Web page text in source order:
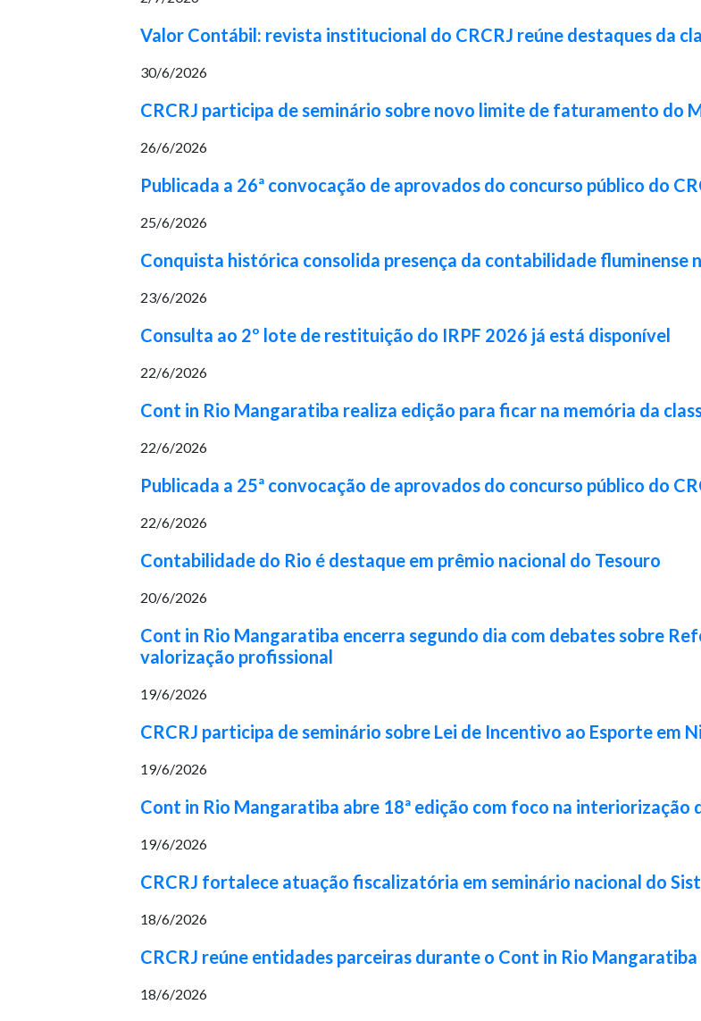
Valor Contábil: revista institucional do CRCRJ reúne destaques da
30/6/2026
CRCRJ participa de seminário sobre novo limite de faturamento do
26/6/2026
Publicada a 26ª convocação de aprovados do concurso público do
25/6/2026
Conquista histórica consolida presença da contabilidade fluminense
23/6/2026
Consulta ao 2º lote de restituição do IRPF 2026 já está disponível
22/6/2026
Cont in Rio Mangaratiba realiza edição para ficar na memória da
22/6/2026
Publicada a 25ª convocação de aprovados do concurso público do
22/6/2026
Contabilidade do Rio é destaque em prêmio nacional do Tesouro
20/6/2026
Cont in Rio Mangaratiba encerra segundo dia com debates sobre
valorização profissional
19/6/2026
CRCRJ participa de seminário sobre Lei de Incentivo ao Esporte em
19/6/2026
Cont in Rio Mangaratiba abre 18ª edição com foco na interiorização
19/6/2026
CRCRJ fortalece atuação fiscalizatória em seminário nacional do
18/6/2026
CRCRJ reúne entidades parceiras durante o Cont in Rio Mangaratiba
18/6/2026